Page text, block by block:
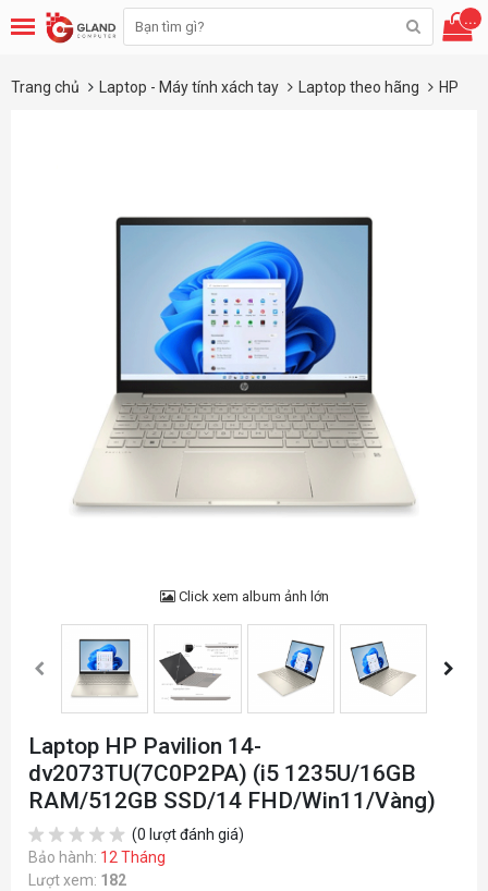
...
Trang chủ Laptop - Máy tính xách tay Laptop theo hãng HP
Click xem album ảnh lớn
Laptop HP Pavilion 14-
dv2073TU(7C0P2PA) (i5 1235U/16GB
RAM/512GB SSD/14 FHD/Win11/Vàng)
(0 lượt đánh giá)
Bảo hành: 12 Tháng
Lượt xem: 182